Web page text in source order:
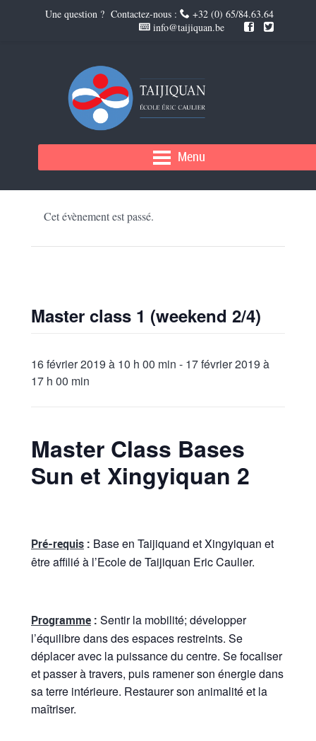
Menu
Cet évènement est passé.
Master class 1 (weekend 2/4)
16 février 2019 à 10 h 00 min - 17 février 2019 à
17 h 00 min
Master Class Bases
Sun et Xingyiquan 2
Pré-requis : Base en Taijiquand et Xingyiquan et
être affilié à l’Ecole de Taijiquan Eric Caulier.
Programme : Sentir la mobilité; développer
l’équilibre dans des espaces restreints. Se
déplacer avec la puissance du centre. Se focaliser
et passer à travers, puis ramener son énergie dans
sa terre intérieure. Restaurer son animalité et la
maîtriser.
Une question ? Contactez-nous :
+32 (0) 65/84.63.64
info@taijiquan.be